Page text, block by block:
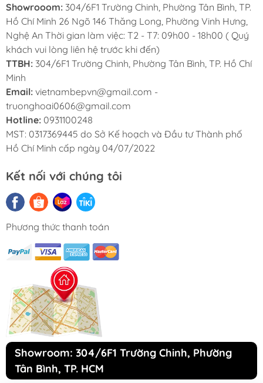
Thông Số Kỹ Thuật Của Tay Nắm Tủ Tân Cổ
ĐiểnSH89V30
Tâm lỗ vít: 128mm
Chiều rộng: 18mm
Chiều cao: 23mm
Showrooom: 304/6F1 Trường Chinh, Phường Tân Bình, TP.
Hồ Chí Minh 26 Ngõ 146 Thăng Long, Phường Vinh Hưng,
Nghệ An Thời gian làm việc: T2 - T7: 09h00 - 18h00 ( Quý
khách vui lòng liên hệ trước khi đến)
TTBH: 304/6F1 Trường Chinh, Phường Tân Bình, TP. Hồ Chí
Minh
Email: vietnambepvn@gmail.com -
truonghoai0606@gmail.com
Hotline: 0931100248
MST: 0317369445 do Sở Kế hoạch và Đầu tư Thành phố
Hồ Chí Minh cấp ngày 04/07/2022
Kết nối với chúng tôi
Phương thức thanh toán
Showroom: 304/6F1 Trường Chinh, Phường
Tân Bình, TP. HCM